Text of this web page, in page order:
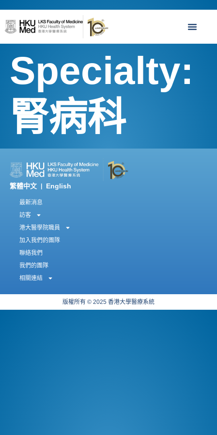
Specialty:
腎病科
繁體中文 English
最新消息
訪客
港大醫學院職員
加入我們的團隊
聯絡我們
我們的團隊
相關連結
版權所有 © 2025 香港大學醫療系統